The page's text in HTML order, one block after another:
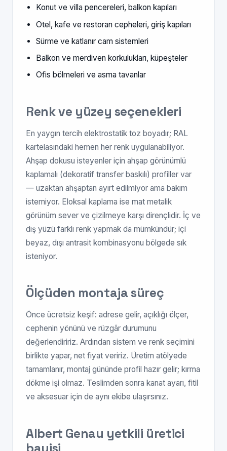
Konut ve villa pencereleri, balkon kapıları
Otel, kafe ve restoran cepheleri, giriş kapıları
Sürme ve katlanır cam sistemleri
Balkon ve merdiven korkulukları, küpeşteler
Ofis bölmeleri ve asma tavanlar
Renk ve yüzey seçenekleri
En yaygın tercih elektrostatik toz boyadır; RAL
kartelasındaki hemen her renk uygulanabiliyor.
Ahşap dokusu isteyenler için ahşap görünümlü
kaplamalı (dekoratif transfer baskılı) profiller var
— uzaktan ahşaptan ayırt edilmiyor ama bakım
istemiyor. Eloksal kaplama ise mat metalik
görünüm sever ve çizilmeye karşı dirençlidir. İç ve
dış yüzü farklı renk yapmak da mümkündür; içi
beyaz, dışı antrasit kombinasyonu bölgede sık
isteniyor.
Ölçüden montaja süreç
Önce ücretsiz keşif: adrese gelir, açıklığı ölçer,
cephenin yönünü ve rüzgâr durumunu
değerlendiririz. Ardından sistem ve renk seçimini
birlikte yapar, net fiyat veririz. Üretim atölyede
tamamlanır, montaj gününde profil hazır gelir; kırma
dökme işi olmaz. Teslimden sonra kanat ayarı, fitil
ve aksesuar için de aynı ekibe ulaşırsınız.
Albert Genau yetkili üretici